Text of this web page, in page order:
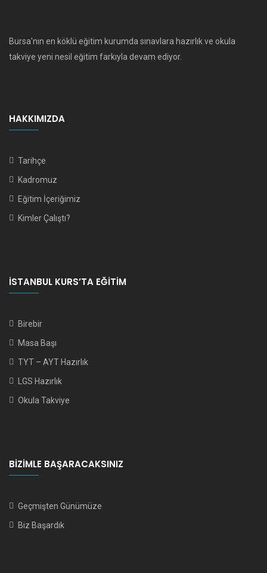
Bursa'nın en köklü eğitim kurumda sınavlara hazırlık ve okula
takviye yeni nesil eğitim farkıyla devam ediyor.
HAKKIMIZDA
Tarihçe
Kadromuz
Eğitim İçeriğimiz
Kimler Çalıştı?
İSTANBUL KURS’TA EĞITIM
Birebir
Masa Başı
TYT – AYT Hazırlık
LGS Hazırlık
Okula Takviye
BIZIMLE BAŞARACAKSINIZ
Geçmişten Günümüze
Biz Başardık